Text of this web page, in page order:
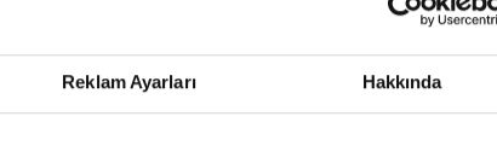
Reklam Ayarları Hakkında